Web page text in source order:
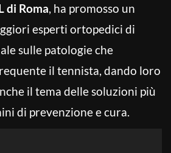
di Roma, ha promosso un
esperti ortopedici di
sulle patologie che
il tennista, dando loro
il tema delle soluzioni più
di prevenzione e cura.